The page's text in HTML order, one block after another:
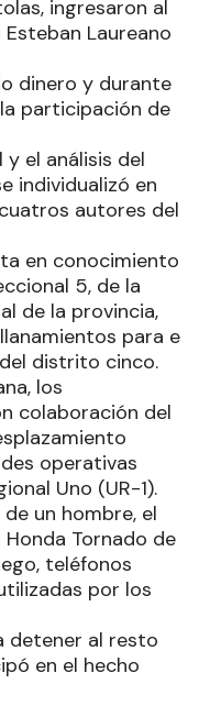
ingresaron al
Laureano
dinero y durante
participación de
el análisis del
individualizó en
autores del
en conocimiento
5, de la
de la provincia,
para e
distrito cinco.
los
colaboración del
operativas
Uno (UR-1).
un hombre, el
Tornado de
teléfonos
por los
detener al resto
en el hecho